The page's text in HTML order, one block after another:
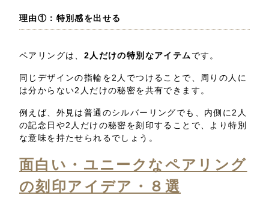
理由①：特別感を出せる
ペアリングは、 2人だけの特別なアイテムです。
同じデザインの指輪を2人でつけることで、周りの人に
は分からない2人だけの秘密を共有できます。
例えば、外見は普通のシルバーリングでも、内側に2人
の記念日や2人だけの秘密を刻印することで、より特別
な意味を持たせられるでしょう。
面白い・ユニークなペアリング
の刻印アイデア・８選